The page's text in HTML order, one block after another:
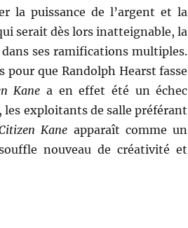
la puissance de l’argent et la
serait dès lors inatteignable, la
ses ramifications multiples.
que Randolph Hearst fasse
Kane a en effet été un échec
exploitants de salle préférant
Kane apparaît comme un
nouveau de créativité et